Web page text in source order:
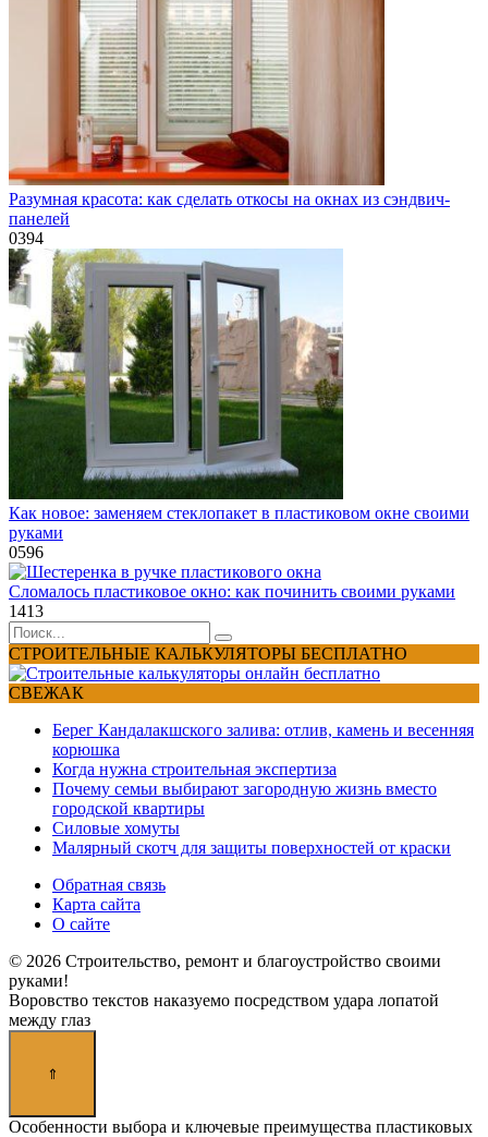
Разумная красота: как сделать откосы на окнах из сэндвич-
панелей
0394
Как новое: заменяем стеклопакет в пластиковом окне своими
руками
0596
Сломалось пластиковое окно: как починить своими руками
1413
Search
for:
СТРОИТЕЛЬНЫЕ КАЛЬКУЛЯТОРЫ БЕСПЛАТНО
СВЕЖАК
Берег Кандалакшского залива: отлив, камень и весенняя
корюшка
Когда нужна строительная экспертиза
Почему семьи выбирают загородную жизнь вместо
городской квартиры
Силовые хомуты
Малярный скотч для защиты поверхностей от краски
Обратная связь
Карта сайта
О сайте
© 2026 Строительство, ремонт и благоустройство своими
руками!
Воровство текстов наказуемо посредством удара лопатой
между глаз
Особенности выбора и ключевые преимущества пластиковых